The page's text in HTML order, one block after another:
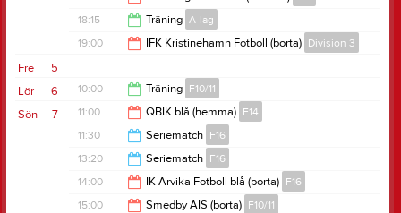
20:00
20:00
18:15 Träning A-lag
19:00 IFK Kristinehamn Fotboll (borta) Division 3
21:00
5
Fre
6
Lör 10:00 Träning F10/11
11:30
7
Sön 11:00 QBIK blå (hemma) F14
13:00
11:30 Seriematch F16
16:30
13:20 Seriematch F16
17:20
14:00 IK Arvika Fotboll blå (borta) F16
15:00 Smedby AIS (borta) F10/11